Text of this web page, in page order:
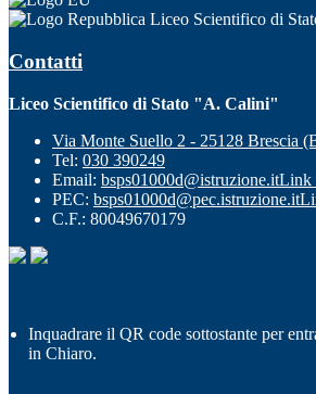
Liceo Scientifico di
Contatti
Liceo Scientifico di Stato "A. Calini"
Via Monte Suello 2 - 25128 Brescia
Tel: 030 390249
Email: bsps01000d@istruzione.itLink
PEC: bsps01000d@pec.istruzione.it
C.F.: 80049670179
Inquadrare il QR code sottostante per
in Chiaro.